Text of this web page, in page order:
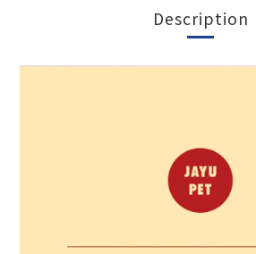
Description